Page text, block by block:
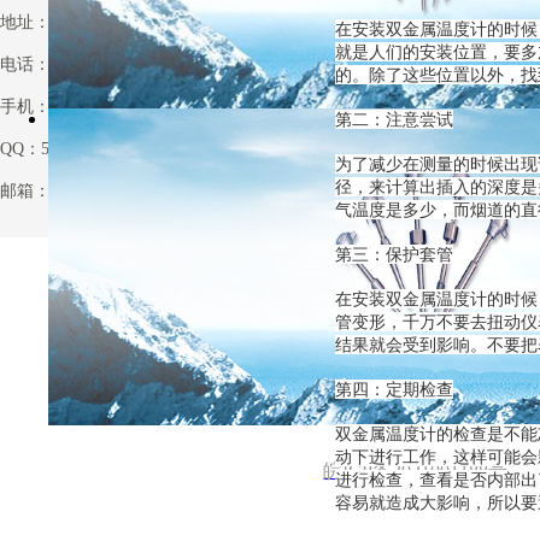
地址：安徽省天长市铜城铜北村
电话：0550-7514063
手机：13721013931
QQ：531970962
邮箱：531970962@qq.com
在安装双金属温度计的时
就是人们的安装位置，要
的。除了这些位置以外，
第二：注意尝试
为了减少在测量的时候出
径，来计算出插入的深度
气温度是多少，而烟道的
第三：保护套管
在安装双金属温度计的时
管变形，千万不要去扭动
结果就会受到影响。不要
第四：定期检查
双金属温度计的检查是不
动下进行工作，这样可能
进行检查，查看是否内部
容易就造成大影响，所以
电话 :137 2101 3931 邮箱:
皖ICP备2021001188号
首页 关于公司 新闻中心